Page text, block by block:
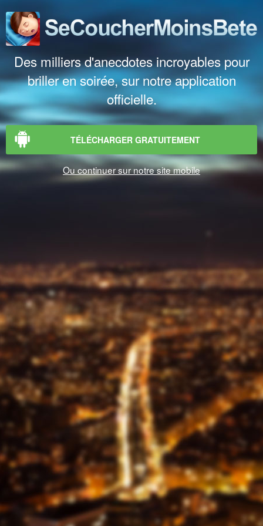
Des milliers d'anecdotes incroyables pour
briller en soirée, sur notre application
officielle.
TÉLÉCHARGER GRATUITEMENT
Ou continuer sur notre site mobile